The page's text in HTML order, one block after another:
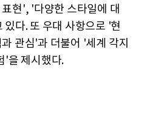
현', '다양한 스타일에 대
다. 또 우대 사항으로 '현
관심'과 더불어 '세계 각지
'을 제시했다.